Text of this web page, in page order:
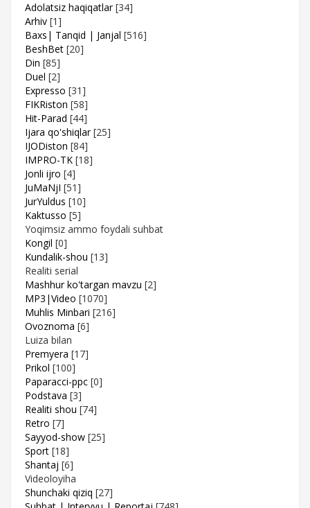
Adolatsiz haqiqatlar [34]
Arhiv [1]
Baxs| Tanqid | Janjal [516]
BeshBet [20]
Din [85]
Duel [2]
Expresso [31]
FIKRiston [58]
Hit-Parad [44]
Ijara qo'shiqlar [25]
IJODiston [84]
IMPRO-TK [18]
Jonli ijro [4]
JuMaNjI [51]
JurYuldus [10]
Kaktusso [5]
Yoqimsiz ammo foydali suhbat
Kongil [0]
Kundalik-shou [13]
Realiti serial
Mashhur ko'targan mavzu [2]
MP3|Video [1070]
Muhlis Minbari [216]
Ovoznoma [6]
Luiza bilan
Premyera [17]
Prikol [100]
Paparacci-ppc [0]
Podstava [3]
Realiti shou [74]
Retro [7]
Sayyod-show [25]
Sport [18]
Shantaj [6]
Videoloyiha
Shunchaki qiziq [27]